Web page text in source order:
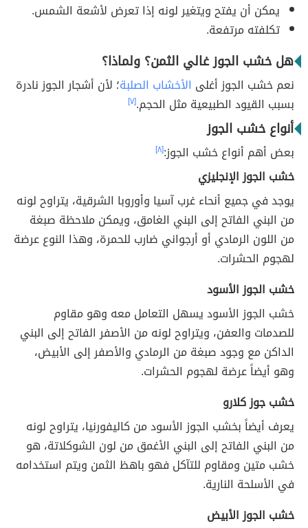
يمكن أن يفتح ويتغير لونه إذا تعرض لأشعة الشمس.
تكلفته مرتفعة.
هل خشب الجوز غالي الثمن؟ ولماذا؟
نعم خشب الجوز أغلى الأخشاب الصلبة؛ لأن أشجار الجوز نادرة
بسبب القيود الطبيعية مثل الحجم.[٧]
أنواع خشب الجوز
بعض أهم أنواع خشب الجوز:[٨]
خشب الجوز الإنجليزي
يوجد في جميع أنحاء غرب آسيا وأوروبا الشرقية، يتراوح لونه
من البني الفاتح إلى البني الغامق، ويمكن ملاحظة صبغة
من اللون الرمادي أو أرجواني ضارب للحمرة، وهذا النوع عرضة
لهجوم الحشرات.
خشب الجوز الأسود
خشب الجوز الأسود يسهل التعامل معه وهو مقاوم
للصدمات والعفن، ويتراوح لونه من الأصفر الفاتح إلى البني
الداكن مع وجود صبغة من الرمادي والأصفر إلى الأبيض،
وهو أيضاً عرضة لهجوم الحشرات.
خشب جوز كلارو
يعرف أيضاً بخشب الجوز الأسود من كاليفورنيا، يتراوح لونه
من البني الفاتح إلى البني الأغمق من لون الشوكلاتة، هو
خشب متين ومقاوم للتآكل فهو باهظ الثمن ويتم استخدامه
في الأسلحة النارية.
خشب الجوز الأبيض